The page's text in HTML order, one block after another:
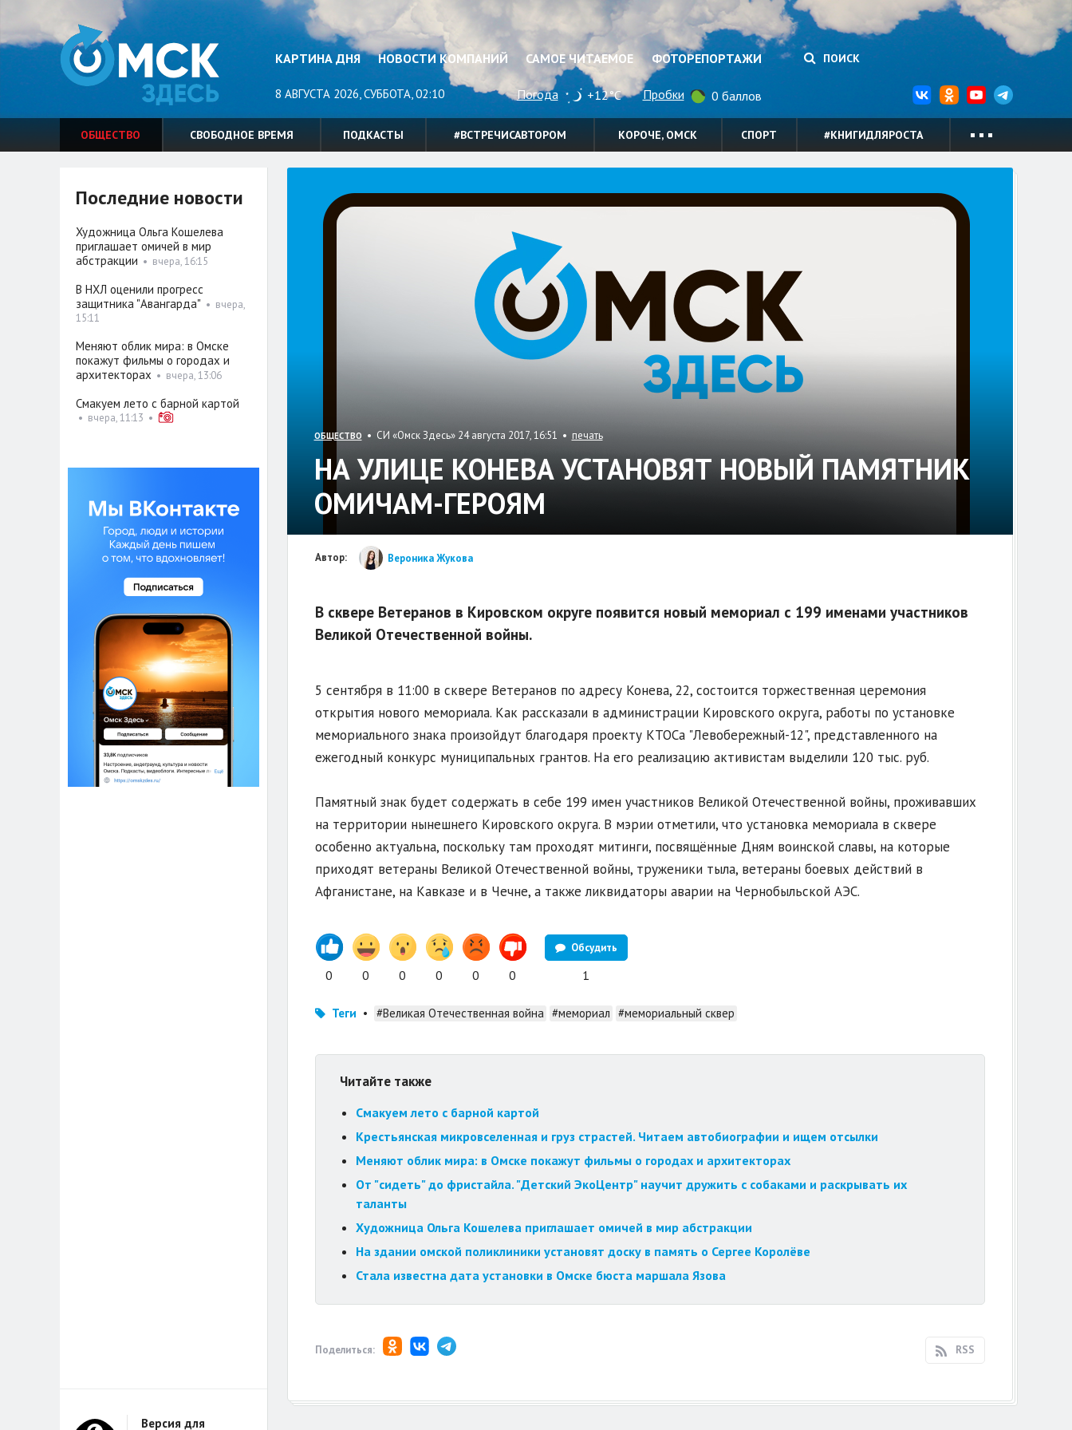
КАРТИНА ДНЯ НОВОСТИ КОМПАНИЙ САМОЕ ЧИТАЕМОЕ ФОТОРЕПОРТАЖИ ПОИСК
8 АВГУСТА 2026, СУББОТА, 02:10 Погода +12°C Пробки 0 баллов
ОБЩЕСТВО СВОБОДНОЕ ВРЕМЯ ПОДКАСТЫ #ВСТРЕЧИСАВТОРОМ КОРОЧЕ, ОМСК СПОРТ #КНИГИДЛЯРОСТА
ОБЩЕСТВО • СИ «Омск Здесь» 24 августа 2017, 16:51 • печать
НА УЛИЦЕ КОНЕВА УСТАНОВЯТ НОВЫЙ ПАМЯТНИК
ОМИЧАМ-ГЕРОЯМ
Автор: Вероника Жукова
В сквере Ветеранов в Кировском округе появится новый мемориал с 199 именами участников
Великой Отечественной войны.
5 сентября в 11:00 в сквере Ветеранов по адресу Конева, 22, состоится торжественная церемония
открытия нового мемориала. Как рассказали в администрации Кировского округа, работы по установке
мемориального знака произойдут благодаря проекту КТОСа "Левобережный-12", представленного на
ежегодный конкурс муниципальных грантов. На его реализацию активистам выделили 120 тыс. руб.
Памятный знак будет содержать в себе 199 имен участников Великой Отечественной войны, проживавших
на территории нынешнего Кировского округа. В мэрии отметили, что установка мемориала в сквере
особенно актуальна, поскольку там проходят митинги, посвящённые Дням воинской славы, на которые
приходят ветераны Великой Отечественной войны, труженики тыла, ветераны боевых действий в
Афганистане, на Кавказе и в Чечне, а также ликвидаторы аварии на Чернобыльской АЭС.
0 0 0 0 0 0
Обсудить
1
Теги • #Великая Отечественная война #мемориал #мемориальный сквер
Читайте также
Смакуем лето с барной картой
Крестьянская микровселенная и груз страстей. Читаем автобиографии и ищем отсылки
Меняют облик мира: в Омске покажут фильмы о городах и архитекторах
От "сидеть" до фристайла. "Детский ЭкоЦентр" научит дружить с собаками и раскрывать их
таланты
Художница Ольга Кошелева приглашает омичей в мир абстракции
На здании омской поликлиники установят доску в память о Сергее Королёве
Стала известна дата установки в Омске бюста маршала Язова
Поделиться: RSS
Последние новости
Художница Ольга Кошелева
приглашает омичей в мир
абстракции • вчера, 16:15
В НХЛ оценили прогресс
защитника "Авангарда" • вчера,
15:11
Меняют облик мира: в Омске
покажут фильмы о городах и
архитекторах • вчера, 13:06
Смакуем лето с барной картой
• вчера, 11:13 •
Версия для